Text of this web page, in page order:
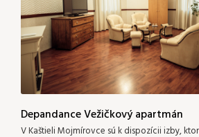
Pridať izbu
Depandance Vežičkový apartmán
V Kaštieli Mojmírovce sú k dispozícii izby,